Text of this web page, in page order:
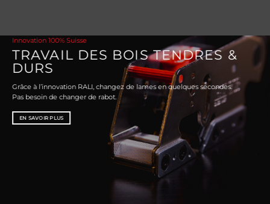
Innovation 100% Suisse
TRAVAIL DES BOIS TENDRES &
DURS
Grâce à l’innovation RALI, changez de lames en quelques secondes.
Pas besoin de changer de rabot.
EN SAVOIR PLUS